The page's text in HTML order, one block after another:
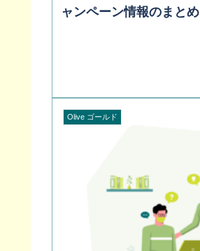
ャンペーン情報のまとめ
Olive ゴールド